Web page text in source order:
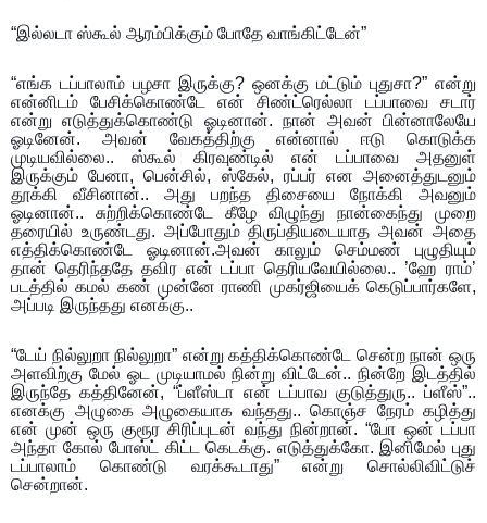
“இல்லடா ஸ்கூல் ஆரம்பிக்கும் போதே வாங்கிட்டேன்”
“எங்க டப்பாலாம் பழசா இருக்கு? ஒனக்கு மட்டும் புதுசா?” என்று
என்னிடம் பேசிக்கொண்டே என் சிண்ட்ரெல்லா டப்பாவை சடார்
என்று எடுத்துக்கொண்டு ஓடினான். நான் அவன் பின்னாலேயே
ஓடினேன். அவன் வேகத்திற்கு என்னால் ஈடு கொடுக்க
முடியவில்லை.. ஸ்கூல் கிரவுண்டில் என் டப்பாவை அதனுள்
இருக்கும் பேனா, பென்சில், ஸ்கேல், ரப்பர் என அனைத்துடனும்
தூக்கி வீசினான்.. அது பறந்த திசையை நோக்கி அவனும்
ஓடினான்.. சுற்றிக்கொண்டே கீழே விழுந்து நான்கைந்து முறை
தரையில் உருண்டது. அப்போதும் திருப்தியடையாத அவன் அதை
எத்திக்கொண்டே ஓடினான்.அவன் காலும் செம்மண் புழுதியும்
தான் தெரிந்ததே தவிர என் டப்பா தெரியவேயில்லை.. ’ஹே ராம்’
படத்தில் கமல் கண் முன்னே ராணி முகர்ஜியைக் கெடுப்பார்களே,
அப்படி இருந்தது எனக்கு..
“டேய் நில்லுறா நில்லுறா” என்று கத்திக்கொண்டே சென்ற நான் ஒரு
அளவிற்கு மேல் ஓட முடியாமல் நின்று விட்டேன்.. நின்றே இடத்தில்
இருந்தே கத்தினேன், “ப்ளீஸ்டா என் டப்பாவ குடுத்துரு.. ப்ளீஸ்”..
எனக்கு அழுகை அழுகையாக வந்தது.. கொஞ்ச நேரம் கழித்து
என் முன் ஒரு குரூர சிரிப்புடன் வந்து நின்றான். “போ ஒன் டப்பா
அந்தா கோல் போஸ்ட் கிட்ட கெடக்கு. எடுத்துக்கோ. இனிமேல் புது
டப்பாலாம் கொண்டு வரக்கூடாது” என்று சொல்லிவிட்டுச்
சென்றான்.